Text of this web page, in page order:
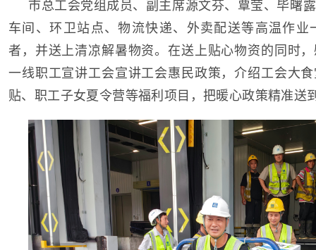
市总工会党组成员、副主席源文芬、覃莹、毕曙
车间、环卫站点、物流快递、外卖配送等高温作业
者，并送上清凉解暑物资。在送上贴心物资的同时
一线职工宣讲工会宣讲工会惠民政策，介绍工会大
贴、职工子女夏令营等福利项目，把暖心政策精准送